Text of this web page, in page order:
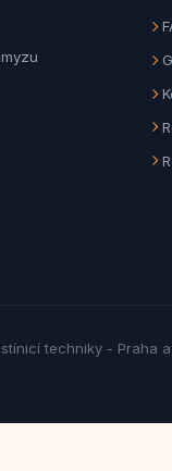
techniky - Praha